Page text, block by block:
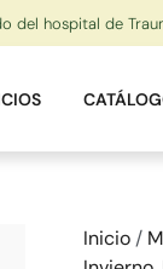
del hospital de
Inicio /